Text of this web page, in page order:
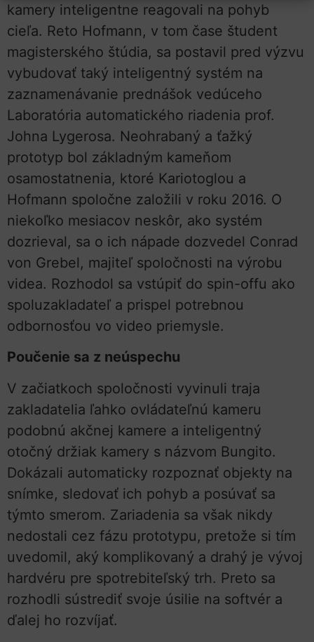
kamery inteligentne reagovali na pohyb
cieľa. Reto Hofmann, v tom čase študent
magisterského štúdia, sa postavil pred výzvu
vybudovať taký inteligentný systém na
zaznamenávanie prednášok vedúceho
Laboratória automatického riadenia prof.
Johna Lygerosa. Neohrabaný a ťažký
prototyp bol základným kameňom
osamostatnenia, ktoré Kariotoglou a
Hofmann spoločne založili v roku 2016. O
niekoľko mesiacov neskôr, ako systém
dozrieval, sa o ich nápade dozvedel Conrad
von Grebel, majiteľ spoločnosti na výrobu
videa. Rozhodol sa vstúpiť do spin-offu ako
spoluzakladateľ a prispel potrebnou
odbornosťou vo video priemysle.
Poučenie sa z neúspechu
V začiatkoch spoločnosti vyvinuli traja
zakladatelia ľahko ovládateľnú kameru
podobnú akčnej kamere a inteligentný
otočný držiak kamery s názvom Bungito.
Dokázali automaticky rozpoznať objekty na
snímke, sledovať ich pohyb a posúvať sa
týmto smerom. Zariadenia sa však nikdy
nedostali cez fázu prototypu, pretože si tím
uvedomil, aký komplikovaný a drahý je vývoj
hardvéru pre spotrebiteľský trh. Preto sa
rozhodli sústrediť svoje úsilie na softvér a
ďalej ho rozvíjať.